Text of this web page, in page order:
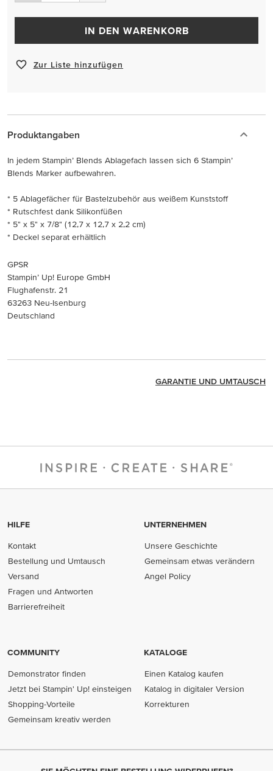
IN DEN WARENKORB
Zur Liste hinzufügen
Produktangaben
In jedem Stampin’ Blends Ablagefach lassen sich 6 Stampin’
Blends Marker aufbewahren.
* 5 Ablagefächer für Bastelzubehör aus weißem Kunststoff
* Rutschfest dank Silikonfüßen
* 5" x 5" x 7/8" (12,7 x 12,7 x 2,2 cm)
* Deckel separat erhältlich
GPSR
Stampin’ Up! Europe GmbH
Flughafenstr. 21
63263 Neu-Isenburg
Deutschland
GARANTIE UND UMTAUSCH
HILFE
Kontakt
Bestellung und Umtausch
Versand
Fragen und Antworten
Barrierefreiheit
UNTERNEHMEN
Unsere Geschichte
Gemeinsam etwas verändern
Angel Policy
COMMUNITY
Demonstrator finden
Jetzt bei Stampin' Up! einsteigen
Shopping-Vorteile
Gemeinsam kreativ werden
KATALOGE
Einen Katalog kaufen
Katalog in digitaler Version
Korrekturen